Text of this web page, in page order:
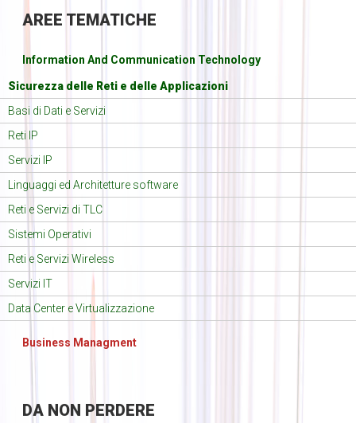
AREE TEMATICHE
Information And Communication Technology
Sicurezza delle Reti e delle Applicazioni
Basi di Dati e Servizi
Reti IP
Servizi IP
Linguaggi ed Architetture software
Reti e Servizi di TLC
Sistemi Operativi
Reti e Servizi Wireless
Servizi IT
Data Center e Virtualizzazione
Business Managment
DANON PERDERE